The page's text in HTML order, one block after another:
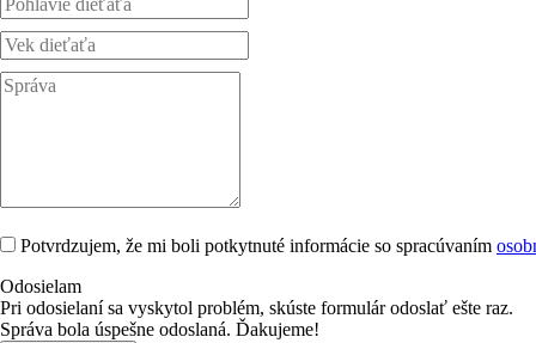
Potvrdzujem, že mi boli potkytnuté informácie so spracúvaním
Odosielam
Pri odosielaní sa vyskytol problém, skúste formulár odoslať ešte raz.
Správa bola úspešne odoslaná. Ďakujeme!